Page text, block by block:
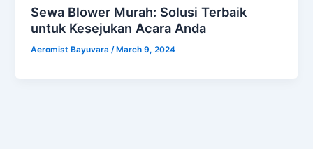
Sewa Blower Murah: Solusi Terbaik
untuk Kesejukan Acara Anda
Aeromist Bayuvara /March 9, 2024